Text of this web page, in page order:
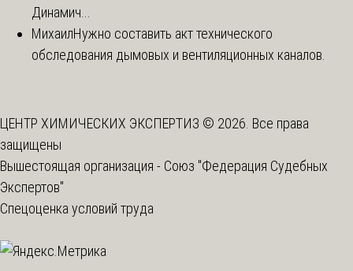
Динамич...
МихаилНужно составить акт технического
обследования дымовых и вентиляционных каналов.
ЦЕНТР ХИМИЧЕСКИХ ЭКСПЕРТИЗ © 2026. Все права
защищены
Вышестоящая организация - Союз "Федерация Судебных
Экспертов"
Спецоценка условий труда